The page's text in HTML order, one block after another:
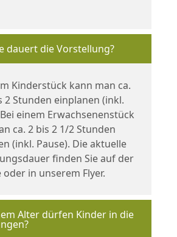
dauert die Vorstellung?
Kinderstück kann man ca.
2 Stunden einplanen (inkl.
einem Erwachsenenstück
ca. 2 bis 2 1/2 Stunden
(inkl. Pause). Die aktuelle
finden Sie auf der
oder in unserem Flyer.
Alter dürfen Kinder in die